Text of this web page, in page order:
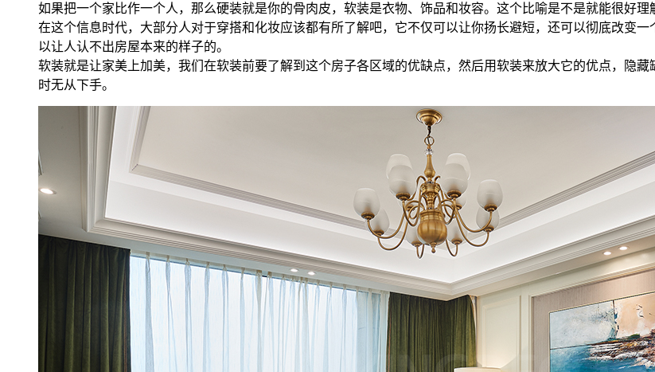
如果把一个家比作一个人，那么硬装就是你的骨肉皮，软装是衣物、饰品和妆容。这个比喻是不是就能很好
在这个信息时代，大部分人对于穿搭和化妆应该都有所了解吧，它不仅可以让你扬长避短，还可以彻底改变
以让人认不出房屋本来的样子的。
软装就是让家美上加美，我们在软装前要了解到这个房子各区域的优缺点，然后用软装来放大它的优点，隐
时无从下手。